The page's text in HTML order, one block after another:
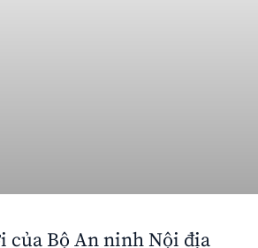
của Bộ An ninh Nội địa